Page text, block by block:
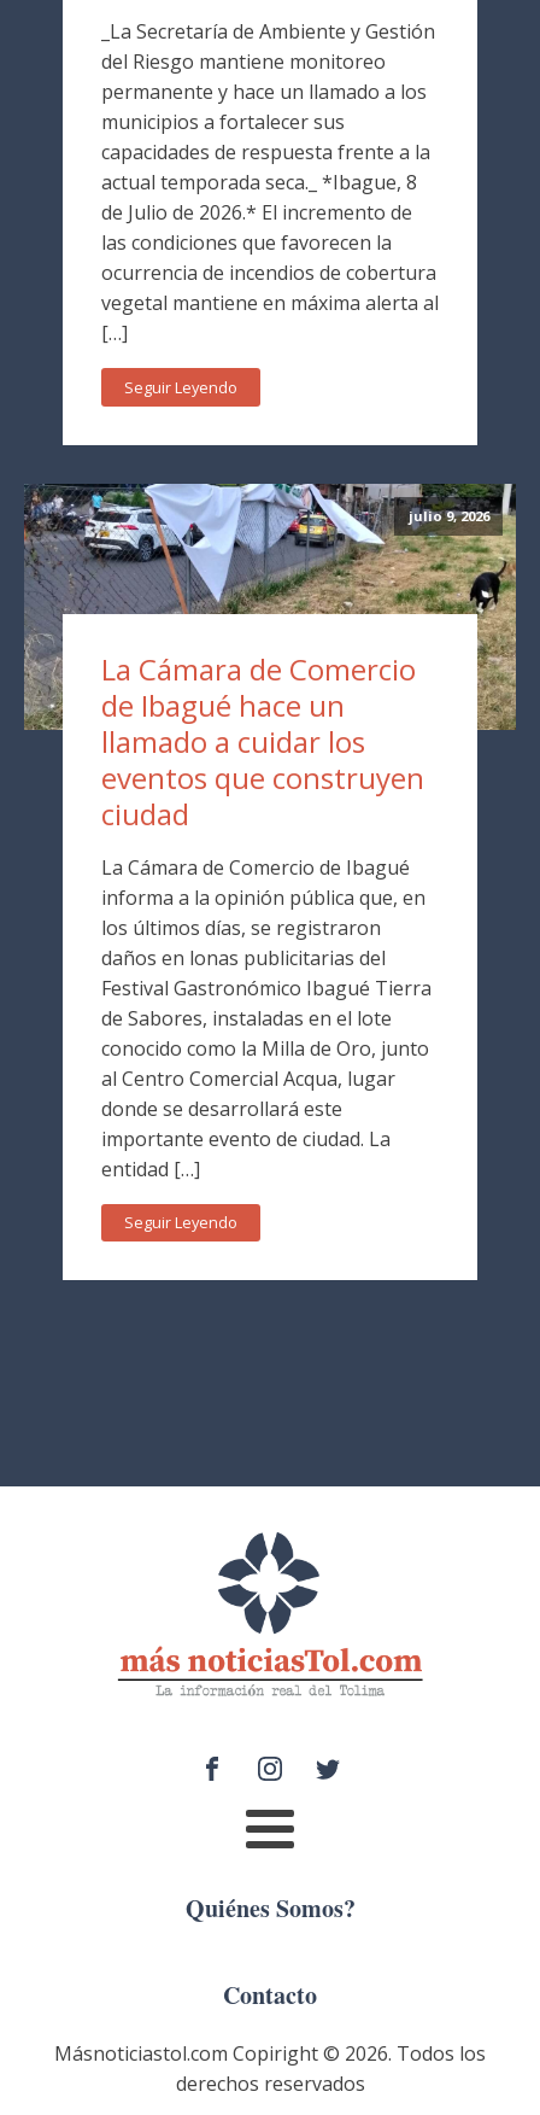
_La Secretaría de Ambiente y Gestión
del Riesgo mantiene monitoreo
permanente y hace un llamado a los
municipios a fortalecer sus
capacidades de respuesta frente a la
actual temporada seca._ *Ibague, 8
de Julio de 2026.* El incremento de
las condiciones que favorecen la
ocurrencia de incendios de cobertura
vegetal mantiene en máxima alerta al
[…]
Seguir Leyendo
julio 9, 2026
La Cámara de Comercio
de Ibagué hace un
llamado a cuidar los
eventos que construyen
ciudad
La Cámara de Comercio de Ibagué
informa a la opinión pública que, en
los últimos días, se registraron
daños en lonas publicitarias del
Festival Gastronómico Ibagué Tierra
de Sabores, instaladas en el lote
conocido como la Milla de Oro, junto
al Centro Comercial Acqua, lugar
donde se desarrollará este
importante evento de ciudad. La
entidad […]
Seguir Leyendo
Quiénes Somos?
Contacto
Másnoticiastol.com Copiright © 2026. Todos los
derechos reservados